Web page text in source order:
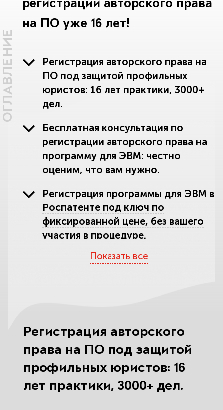
ОГЛАВЛЕНИЕ
регистрации авторского права
на ПО уже 16 лет!
Регистрация авторского права на
ПО под защитой профильных
юристов: 16 лет практики, 3000+
дел.
Бесплатная консультация по
регистрации авторского права на
программу для ЭВМ: честно
оценим, что вам нужно.
Регистрация программы для ЭВМ в
Роспатенте под ключ по
фиксированной цене, без вашего
участия в процедуре.
Когда нужна регистрация
ПО и как их правильно
подготовить.
Депонирование исходного кода
как альтернатива госрегистрации:
Показать все
Регистрация авторского
права на ПО под защитой
профильных юристов: 16
лет практики, 3000+ дел.